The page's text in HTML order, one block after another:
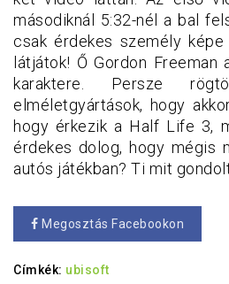
másodiknál 5:32-nél a bal
csak érdekes személy
látjátok! Ő Gordon
karaktere. Persze
elméletgyártások, hogy
hogy érkezik a Half Life 3,
érdekes dolog, hogy mégis
autós játékban? Ti mit
Megosztás Facebookon
Címkék: ubisoft